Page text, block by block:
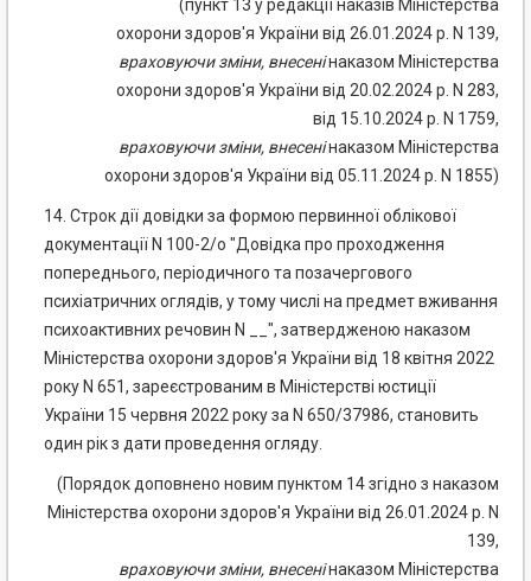
(пункт 13 у редакції наказів Міністерства
охорони здоров'я України від 26.01.2024 р. N 139,
враховуючи зміни, внесенінаказом Міністерства
охорони здоров'я України від 20.02.2024 р. N 283,
від 15.10.2024 р. N 1759,
враховуючи зміни, внесенінаказом Міністерства
охорони здоров'я України від 05.11.2024 р. N 1855)
14. Строк дії довідки за формою первинної облікової
документації N 100-2/о "Довідка про проходження
попереднього, періодичного та позачергового
психіатричних оглядів, у тому числі на предмет вживання
психоактивних речовин N __", затвердженою наказом
Міністерства охорони здоров'я України від 18 квітня 2022
року N 651, зареєстрованим в Міністерстві юстиції
України 15 червня 2022 року за N 650/37986, становить
один рік з дати проведення огляду.
(Порядок доповнено новим пунктом 14 згідно з наказом
Міністерства охорони здоров'я України від 26.01.2024 р. N
139,
враховуючи зміни, внесенінаказом Міністерства